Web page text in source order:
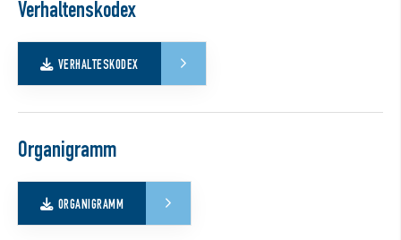
Verhaltenskodex
VERHALTESKODEX
Organigramm
ORGANIGRAMM